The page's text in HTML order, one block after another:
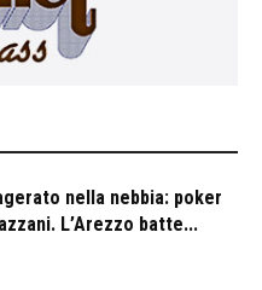
nella nebbia: poker
L’Arezzo batte...